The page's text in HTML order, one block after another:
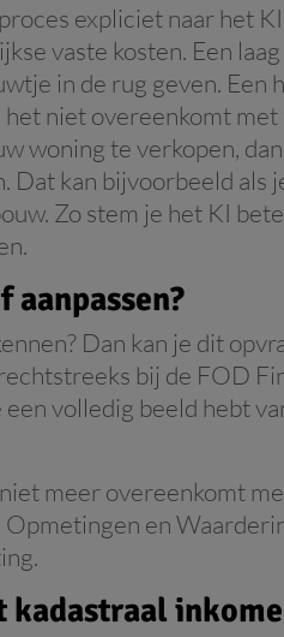
expliciet naar het
vaste kosten. Een
in de rug geven. Een
niet overeenkomt
woning te verkopen,
Dat kan bijvoorbeeld als
Zo stem je het KI
aanpassen?
Dan kan je dit
bij de FOD
volledig beeld hebt
meer overeenkomt
en
kadastraal